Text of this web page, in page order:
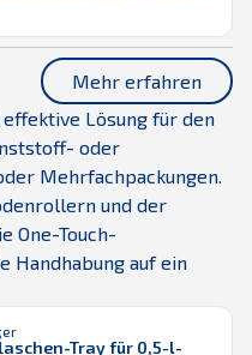
ein schnelles Be- und
Außerdem kann
ohne Anheben von der
werden. Wie alle K.Hartwall-
ist auch ...
Mehr erfahren
Lösung für den
oder
Mehrfachpackungen.
und der
One-Touch-
Handhabung auf ein
Tray für 0,5-l-